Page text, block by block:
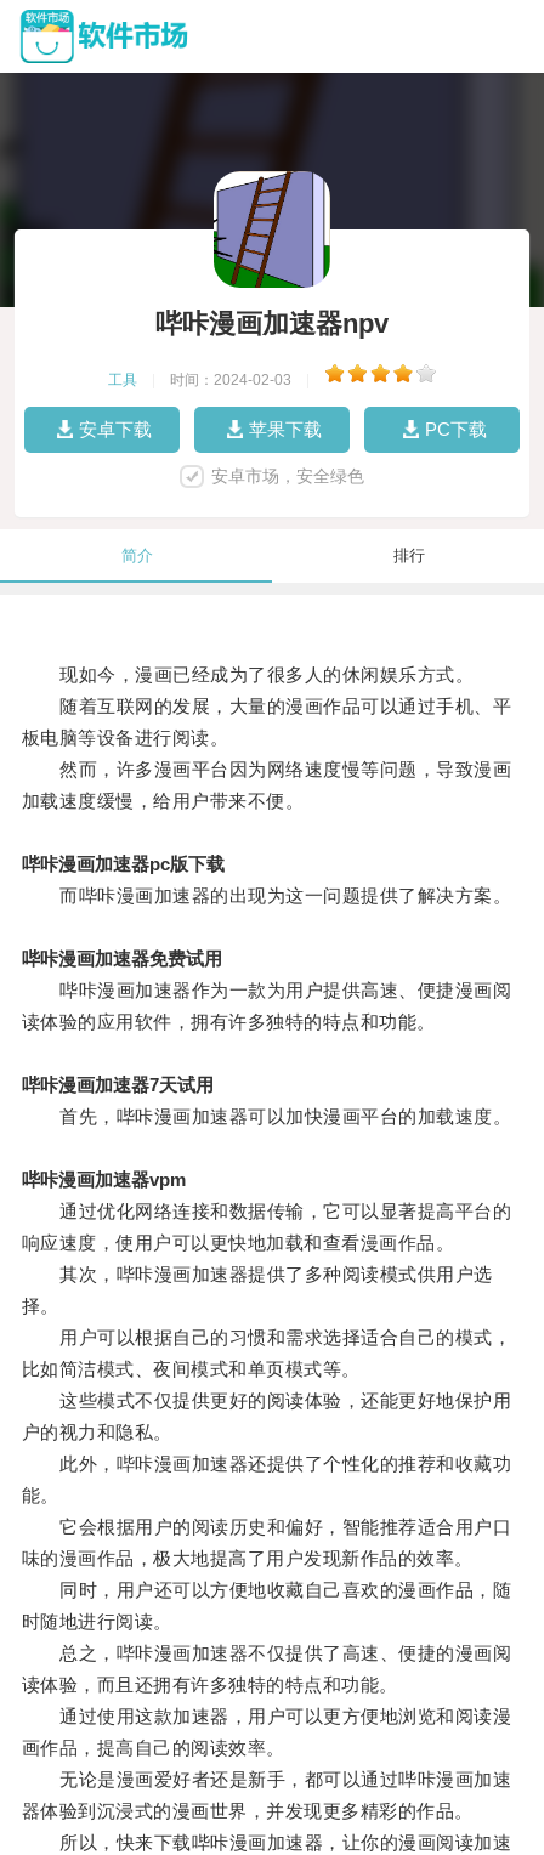
哔咔漫画加速器npv
工具 时间：2024-02-03
安卓下载 苹果下载 PC下载
安卓市场，安全绿色
简介 排行
现如今，漫画已经成为了很多人的休闲娱乐方式。
随着互联网的发展，大量的漫画作品可以通过手机、平
板电脑等设备进行阅读。
然而，许多漫画平台因为网络速度慢等问题，导致漫画
加载速度缓慢，给用户带来不便。
哔咔漫画加速器pc版下载
而哔咔漫画加速器的出现为这一问题提供了解决方案。
哔咔漫画加速器免费试用
哔咔漫画加速器作为一款为用户提供高速、便捷漫画阅
读体验的应用软件，拥有许多独特的特点和功能。
哔咔漫画加速器7天试用
首先，哔咔漫画加速器可以加快漫画平台的加载速度。
哔咔漫画加速器vpm
通过优化网络连接和数据传输，它可以显著提高平台的
响应速度，使用户可以更快地加载和查看漫画作品。
其次，哔咔漫画加速器提供了多种阅读模式供用户选
择。
用户可以根据自己的习惯和需求选择适合自己的模式，
比如简洁模式、夜间模式和单页模式等。
这些模式不仅提供更好的阅读体验，还能更好地保护用
户的视力和隐私。
此外，哔咔漫画加速器还提供了个性化的推荐和收藏功
能。
它会根据用户的阅读历史和偏好，智能推荐适合用户口
味的漫画作品，极大地提高了用户发现新作品的效率。
同时，用户还可以方便地收藏自己喜欢的漫画作品，随
时随地进行阅读。
总之，哔咔漫画加速器不仅提供了高速、便捷的漫画阅
读体验，而且还拥有许多独特的特点和功能。
通过使用这款加速器，用户可以更方便地浏览和阅读漫
画作品，提高自己的阅读效率。
无论是漫画爱好者还是新手，都可以通过哔咔漫画加速
器体验到沉浸式的漫画世界，并发现更多精彩的作品。
所以，快来下载哔咔漫画加速器，让你的漫画阅读加速